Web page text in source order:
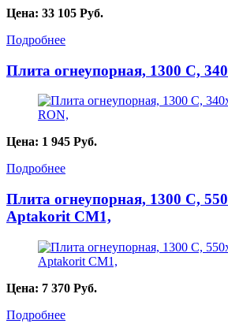
Цена: 33 105 Руб.
Подробнее
Плита огнеупорная, 1300 С,
Цена: 1 945 Руб.
Подробнее
Плита огнеупорная, 1300 С,
Aptakorit CM1,
Цена: 7 370 Руб.
Подробнее